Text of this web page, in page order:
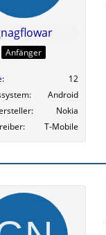
Anfänger
12
Android
Nokia
T-Mobile